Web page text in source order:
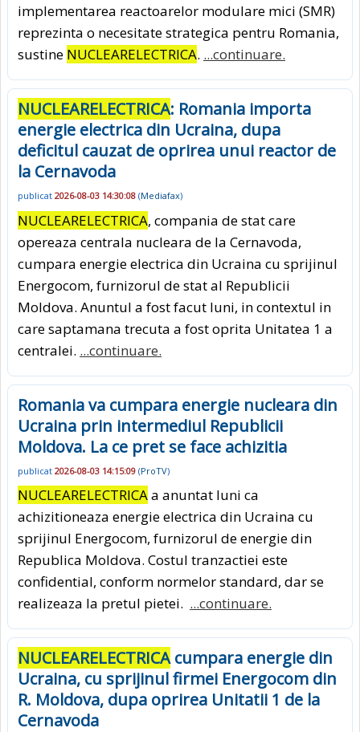
implementarea reactoarelor modulare mici (SMR)
reprezinta o necesitate strategica pentru Romania,
sustine NUCLEARELECTRICA. ...continuare.
NUCLEARELECTRICA: Romania importa
energie electrica din Ucraina, dupa
deficitul cauzat de oprirea unui reactor de
la Cernavoda
publicat 2026-08-03 14:30:08 (Mediafax)
NUCLEARELECTRICA, compania de stat care
opereaza centrala nucleara de la Cernavoda,
cumpara energie electrica din Ucraina cu sprijinul
Energocom, furnizorul de stat al Republicii
Moldova. Anuntul a fost facut luni, in contextul in
care saptamana trecuta a fost oprita Unitatea 1 a
centralei. ...continuare.
Romania va cumpara energie nucleara din
Ucraina prin intermediul Republicii
Moldova. La ce pret se face achizitia
publicat 2026-08-03 14:15:09 (ProTV)
NUCLEARELECTRICAa anuntat luni ca
achizitioneaza energie electrica din Ucraina cu
sprijinul Energocom, furnizorul de energie din
Republica Moldova. Costul tranzactiei este
confidential, conform normelor standard, dar se
realizeaza la pretul pietei. ...continuare.
NUCLEARELECTRICAcumpara energie din
Ucraina, cu sprijinul firmei Energocom din
R. Moldova, dupa oprirea Unitatii 1 de la
Cernavoda